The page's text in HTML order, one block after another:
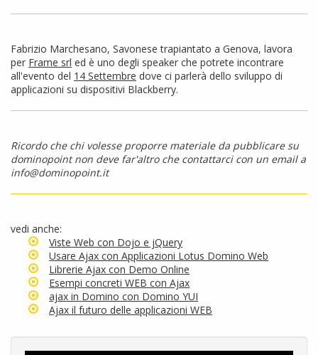
Fabrizio Marchesano, Savonese trapiantato a Genova, lavora
per Frame srl ed è uno degli speaker che potrete incontrare
all'evento del 14 Settembre dove ci parlerà dello sviluppo di
applicazioni su dispositivi Blackberry.
Ricordo che chi volesse proporre materiale da pubblicare su
dominopoint non deve far'altro che contattarci con un email a
info@dominopoint.it
vedi anche:
Viste Web con Dojo e jQuery
Usare Ajax con Applicazioni Lotus Domino Web
Librerie Ajax con Demo Online
Esempi concreti WEB con Ajax
ajax in Domino con Domino YUI
Ajax il futuro delle applicazioni WEB